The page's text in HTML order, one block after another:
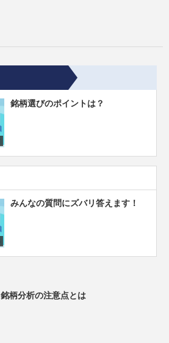
銘柄選びのポイントは？
みんなの質問にズバリ答えます！
銘柄分析の注意点とは